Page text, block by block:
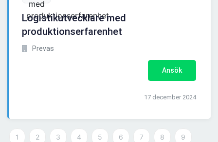
Logistikutvecklare med
produktionserfarenhet
Prevas
Ansök
17 december 2024
1 2 3 4 5 6 7 8 9